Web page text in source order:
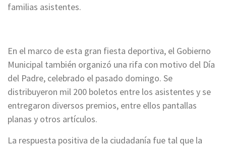
familias asistentes.
En el marco de esta gran fiesta deportiva, el Gobierno
Municipal también organizó una rifa con motivo del Día
del Padre, celebrado el pasado domingo. Se
distribuyeron mil 200 boletos entre los asistentes y se
entregaron diversos premios, entre ellos pantallas
planas y otros artículos.
La respuesta positiva de la ciudadanía fue tal que la